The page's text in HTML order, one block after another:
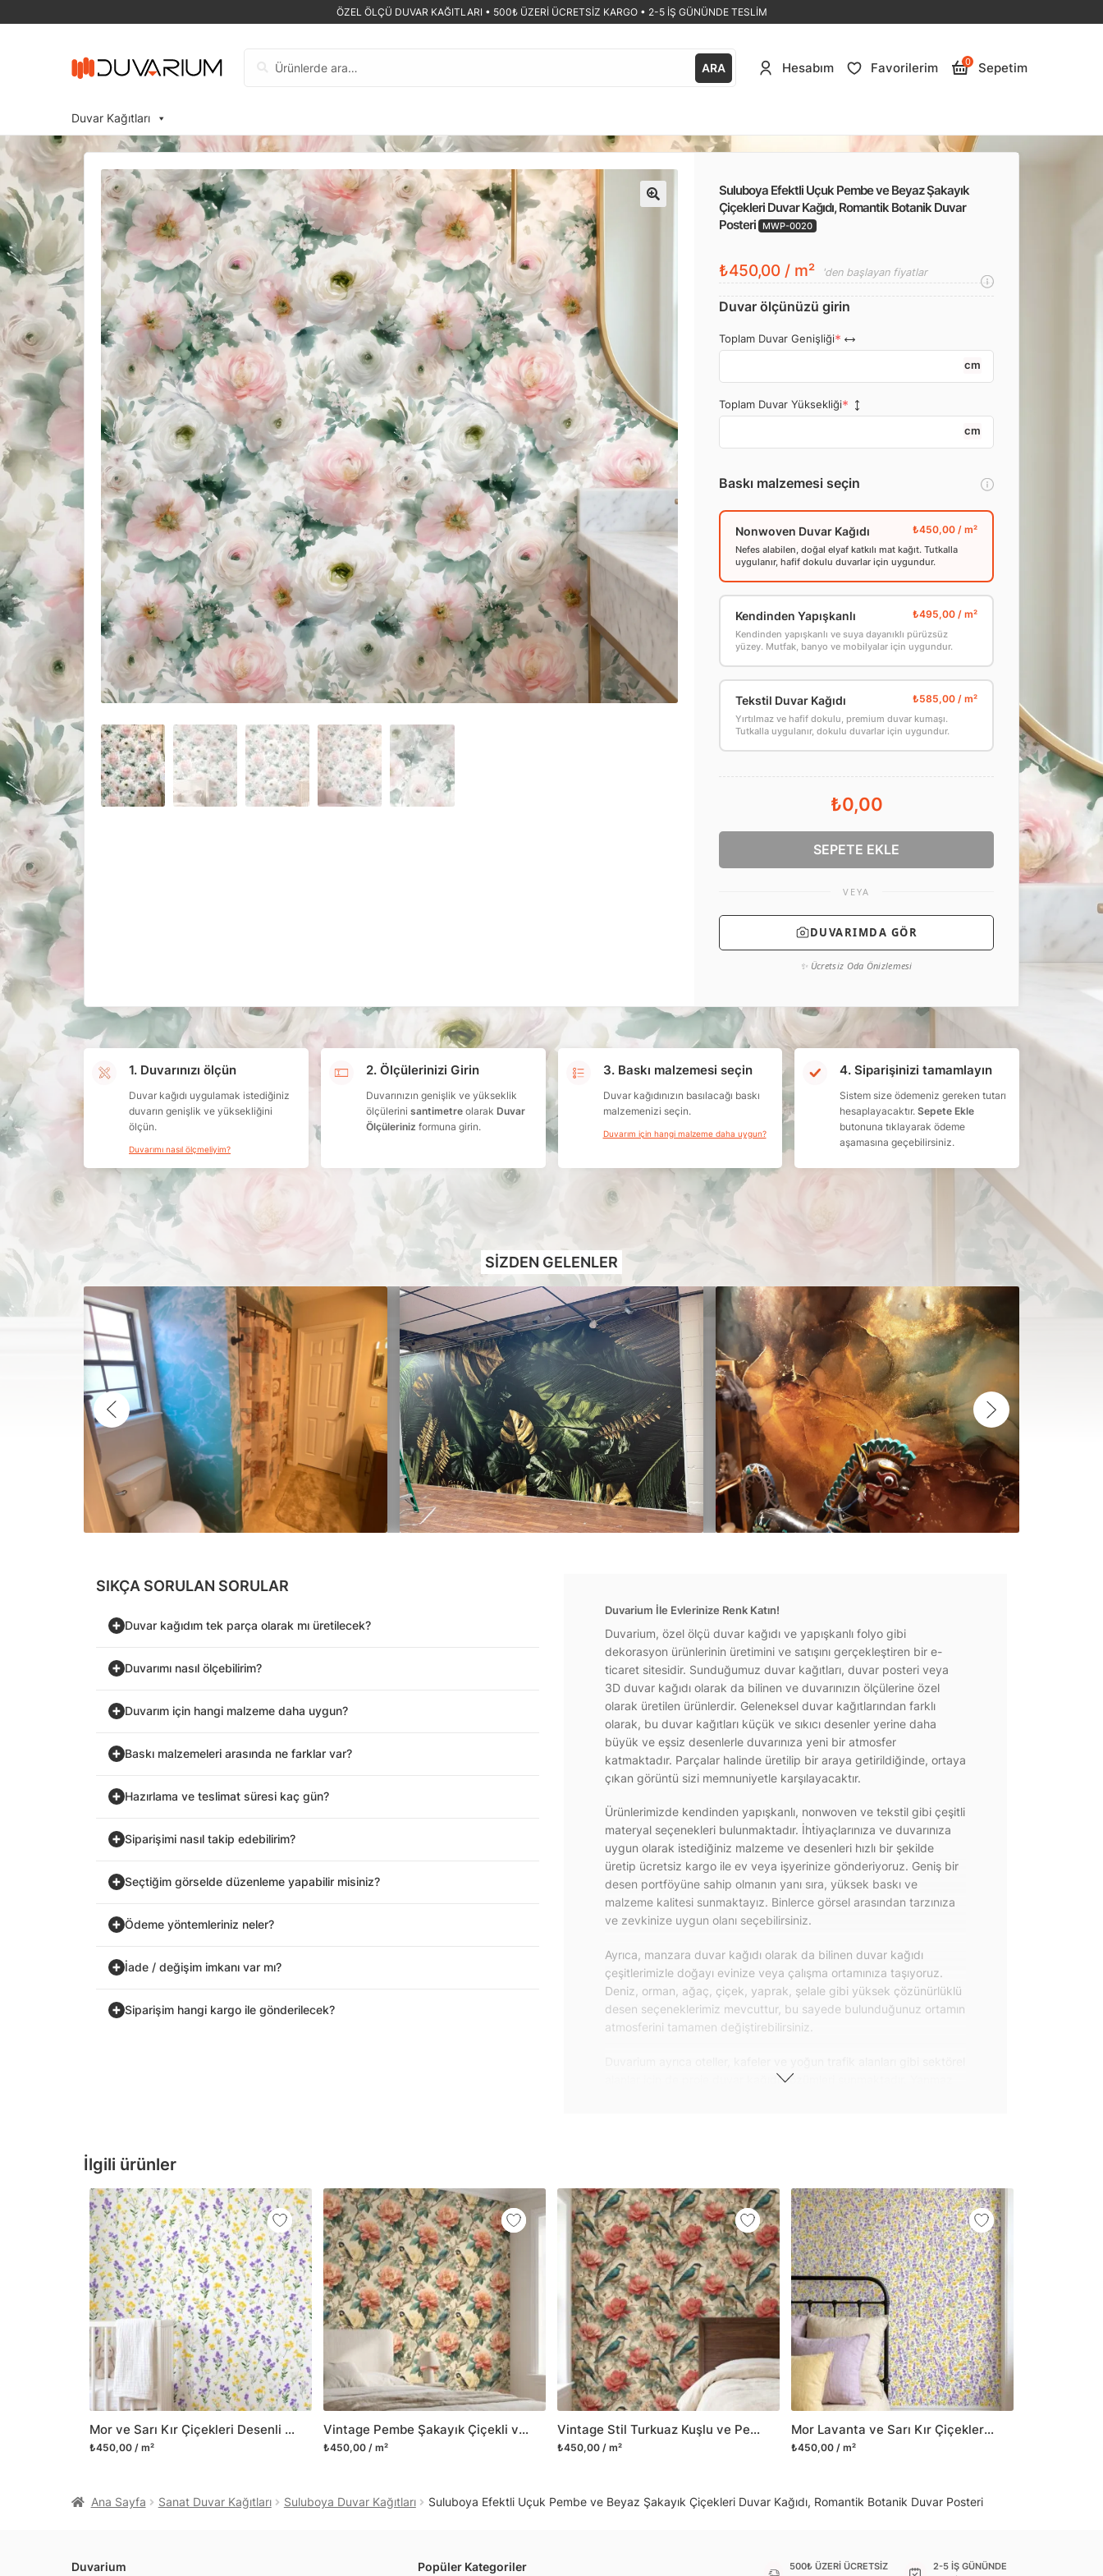
ÖZEL ÖLÇÜ DUVAR KAĞITLARI • 500₺ ÜZERİ ÜCRETSİZ KARGO • 2-5 İŞ GÜNÜNDE TESLİM
ARA Hesabım Favorilerim 0 Sepetim
Duvar Kağıtları
Suluboya Efektli Uçuk Pembe ve Beyaz Şakayık
Çiçekleri Duvar Kağıdı, Romantik Botanik Duvar
Posteri MWP-0020
₺450,00 / m² 'den başlayan fiyatlar
Duvar ölçünüzü girin
Toplam Duvar Genişliği
cm
Toplam Duvar Yüksekliği
cm
Baskı malzemesi seçin
Nonwoven Duvar Kağıdı
Nefes alabilen, doğal elyaf katkılı mat kağıt. Tutkalla
uygulanır, hafif dokulu duvarlar için uygundur.
Kendinden Yapışkanlı
Kendinden yapışkanlı ve suya dayanıklı pürüzsüz
yüzey. Mutfak, banyo ve mobilyalar için uygundur.
Tekstil Duvar Kağıdı
Yırtılmaz ve hafif dokulu, premium duvar kumaşı.
Tutkalla uygulanır, dokulu duvarlar için uygundur.
₺0,00
SEPETE EKLE
VEYA
DUVARIMDA GÖR
✨ Ücretsiz Oda Önizlemesi
1. Duvarınızı ölçün
Duvar kağıdı uygulamak istediğiniz
duvarın genişlik ve yüksekliğini
ölçün.
Duvarımı nasıl ölçmeliyim?
2. Ölçülerinizi Girin
Duvarınızın genişlik ve yükseklik
ölçülerini santimetreolarak Duvar
Ölçüleriniz formuna girin.
3. Baskı malzemesi seçin
Duvar kağıdınızın basılacağı baskı
malzemenizi seçin.
Duvarım için hangi malzeme daha uygun?
4. Siparişinizi tamamlayın
Sistem size ödemeniz gereken tutarı
hesaplayacaktır.Sepete Ekle
butonuna tıklayarak ödeme
aşamasına geçebilirsiniz.
İlgili ürünler
Mor ve Sarı Kır Çiçekleri Desenli Duvar Kağıdı, Çocuk Odası İçin Sevimli Botanik Duvar Posteri
₺450,00 / m²
Vintage Pembe Şakayık Çiçekli ve Kuşlu Duvar Kağıdı, Sanatsal Botanik Desenli Klasik Duvar Posteri
₺450,00 / m²
Vintage Stil Turkuaz Kuşlu ve Pembe Şakayık Çiçekli Duvar Kağıdı, Klasik Desenli Botanik Duvar Posteri
₺450,00 / m²
Mor Lavanta ve Sarı Kır Çiçekleri Desenli Duvar Kağıdı, Suluboya Tarzı Botanik Duvar Posteri
₺450,00 / m²
SIZDEN GELENLER
SIKÇA SORULAN SORULAR
Duvar kağıdım tek parça olarak mı üretilecek?
Duvarımı nasıl ölçebilirim?
Duvarım için hangi malzeme daha uygun?
Baskı malzemeleri arasında ne farklar var?
Hazırlama ve teslimat süresi kaç gün?
Siparişimi nasıl takip edebilirim?
Seçtiğim görselde düzenleme yapabilir misiniz?
Ödeme yöntemleriniz neler?
İade / değişim imkanı var mı?
Siparişim hangi kargo ile gönderilecek?
Duvarium İle Evlerinize Renk Katın!
Duvarium, özel ölçü duvar kağıdı ve yapışkanlı folyo gibi
dekorasyon ürünlerinin üretimini ve satışını gerçekleştiren bir e-
ticaret sitesidir. Sunduğumuz duvar kağıtları, duvar posteri veya
3D duvar kağıdı olarak da bilinen ve duvarınızın ölçülerine özel
olarak üretilen ürünlerdir. Geleneksel duvar kağıtlarından farklı
olarak, bu duvar kağıtları küçük ve sıkıcı desenler yerine daha
büyük ve eşsiz desenlerle duvarınıza yeni bir atmosfer
katmaktadır. Parçalar halinde üretilip bir araya getirildiğinde, ortaya
çıkan görüntü sizi memnuniyetle karşılayacaktır.
Ürünlerimizde kendinden yapışkanlı, nonwoven ve tekstil gibi çeşitli
materyal seçenekleri bulunmaktadır. İhtiyaçlarınıza ve duvarınıza
uygun olarak istediğiniz malzeme ve desenleri hızlı bir şekilde
üretip ücretsiz kargo ile ev veya işyerinize gönderiyoruz. Geniş bir
desen portföyüne sahip olmanın yanı sıra, yüksek baskı ve
malzeme kalitesi sunmaktayız. Binlerce görsel arasından tarzınıza
ve zevkinize uygun olanı seçebilirsiniz.
Ayrıca, manzara duvar kağıdı olarak da bilinen duvar kağıdı
çeşitlerimizle doğayı evinize veya çalışma ortamınıza taşıyoruz.
Deniz, orman, ağaç, çiçek, yaprak, şelale gibi yüksek çözünürlüklü
desen seçeneklerimiz mevcuttur, bu sayede bulunduğunuz ortamın
atmosferini tamamen değiştirebilirsiniz.
alanlar için de proje duvar kağıdı çözümleri sunmaktadır. Yanmaz
yapışkanlı folyolarımız da geniş kullanım amacına sahiptir. Bu
folyolar sayesinde masa, çekmece, dolap kapakları gibi
mobilyalarınıza ilk günkü gibi yeni bir görünüm kazandırabilirsiniz.
Yüzeyi düz olan cam dahil her türlü yüzeye yapışabilen ve suya
dayanıklı yapışkanlı folyo modellerimizi ilgili kategoride
bulabilirsiniz.
Duvarium, yalnızca bu ürünlerle sınırlı kalmayıp aynı zamanda
kanvas tablo gibi çeşitli duvar dekorasyon ürünlerinin de üretimini
ve satışını yapmaktadır. Duvar tasarımının önemini biliyor ve evin en
kritik dekorasyon alanı olduğunu kabul ediyoruz. Bu nedenle ürün
yelpazemizi sürekli genişletiyor ve trendlere ayak uydurmanın yanı
sıra yeni trendlerin oluşumunda da öncü rol üstleniyoruz.
Herhangi bir soru ya da sorununuz olursa bizimle iletişime
geçebilirsiniz.
Ana Sayfa Sanat Duvar Kağıtları Suluboya Duvar Kağıtları Suluboya Efektli Uçuk Pembe ve Beyaz Şakayık Çiçekleri Duvar Kağıdı, Romantik Botanik Duvar Posteri
Duvarium Popüler Kategoriler
500₺ ÜZERİ ÜCRETSİZ
2-5 İŞ GÜNÜNDE